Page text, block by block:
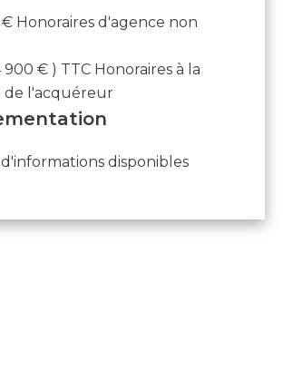
Honoraires d'agence non
900 € ) TTC Honoraires à la
de l'acquéreur
d'informations disponibles